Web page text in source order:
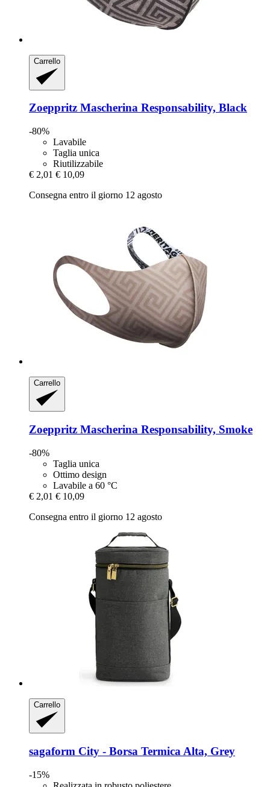
Carrello
Zoeppritz Mascherina Responsability, Black
-80%
Lavabile
Taglia unica
Riutilizzabile
€ 2,01 € 10,09
Consegna entro il giorno 12 agosto
Carrello
Zoeppritz Mascherina Responsability, Smoke
-80%
Taglia unica
Ottimo design
Lavabile a 60 °C
€ 2,01 € 10,09
Consegna entro il giorno 12 agosto
Carrello
sagaform City -​ Borsa Termica Alta, Grey
-15%